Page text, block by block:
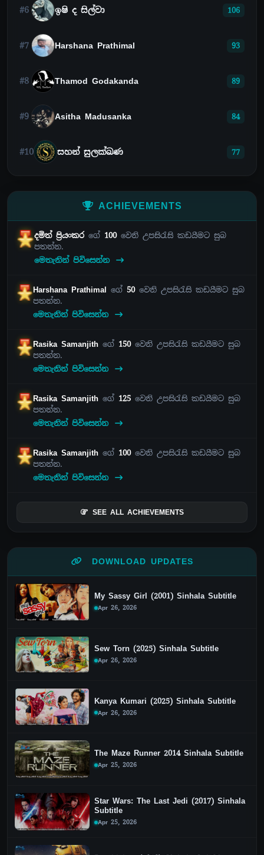
#6 ඉෂි ද සිල්වා 106
#7 Harshana Prathimal 93
#8 Thamod Godakanda 89
#9 Asitha Madusanka 84
#10 සහන් සුලක්ඛණ 77
ACHIEVEMENTS
දමිත් ප්‍රියංකරගේ 100වෙනි උපසිරැසි කඩයීමට සුබ
පතන්න.
මෙතැනින් පිවිසෙන්න
Harshana Prathimal ගේ 50වෙනි උපසිරැසි කඩයීමට සුබ
පතන්න.
මෙතැනින් පිවිසෙන්න
Rasika Samanjithගේ 150වෙනි උපසිරැසි කඩයීමට සුබ
පතන්න.
මෙතැනින් පිවිසෙන්න
Rasika Samanjithගේ 125 වෙනි උපසිරැසි කඩයීමට සුබ
පතන්න.
මෙතැනින් පිවිසෙන්න
Rasika Samanjithගේ 100වෙනි උපසිරැසි කඩයීමට සුබ
පතන්න.
මෙතැනින් පිවිසෙන්න
SEE ALL ACHIEVEMENTS
DOWNLOAD UPDATES
My Sassy Girl (2001) Sinhala Subtitle
Apr 26, 2026
Sew Torn (2025) Sinhala Subtitle
Apr 26, 2026
Kanya Kumari (2025) Sinhala Subtitle
Apr 26, 2026
The Maze Runner 2014 Sinhala Subtitle
Apr 25, 2026
Star Wars: The Last Jedi (2017) Sinhala
Subtitle
Apr 25, 2026